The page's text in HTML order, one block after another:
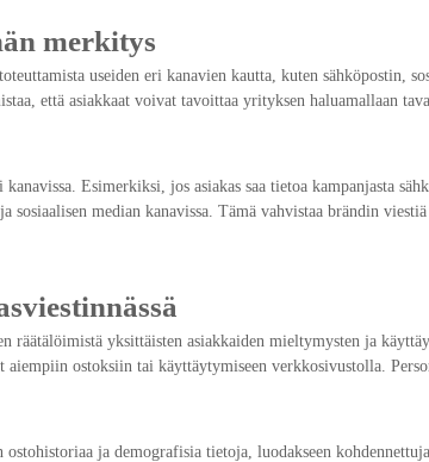
merkitys
useiden eri kanavien kautta, kuten sähköpostin,
että asiakkaat voivat tavoittaa yrityksen haluamallaan
Esimerkiksi, jos asiakas saa tietoa kampanjasta
median kanavissa. Tämä vahvistaa brändin
räätälöimistä yksittäisten asiakkaiden mieltymysten ja
aiempiin ostoksiin tai käyttäytymiseen verkkosivustolla.
ja demografisia tietoja, luodakseen